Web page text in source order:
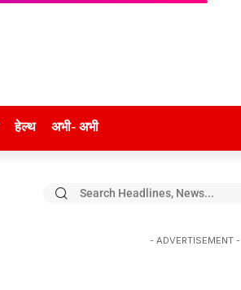
हेल्थ अभी- अभी
- ADVERTISEMENT -